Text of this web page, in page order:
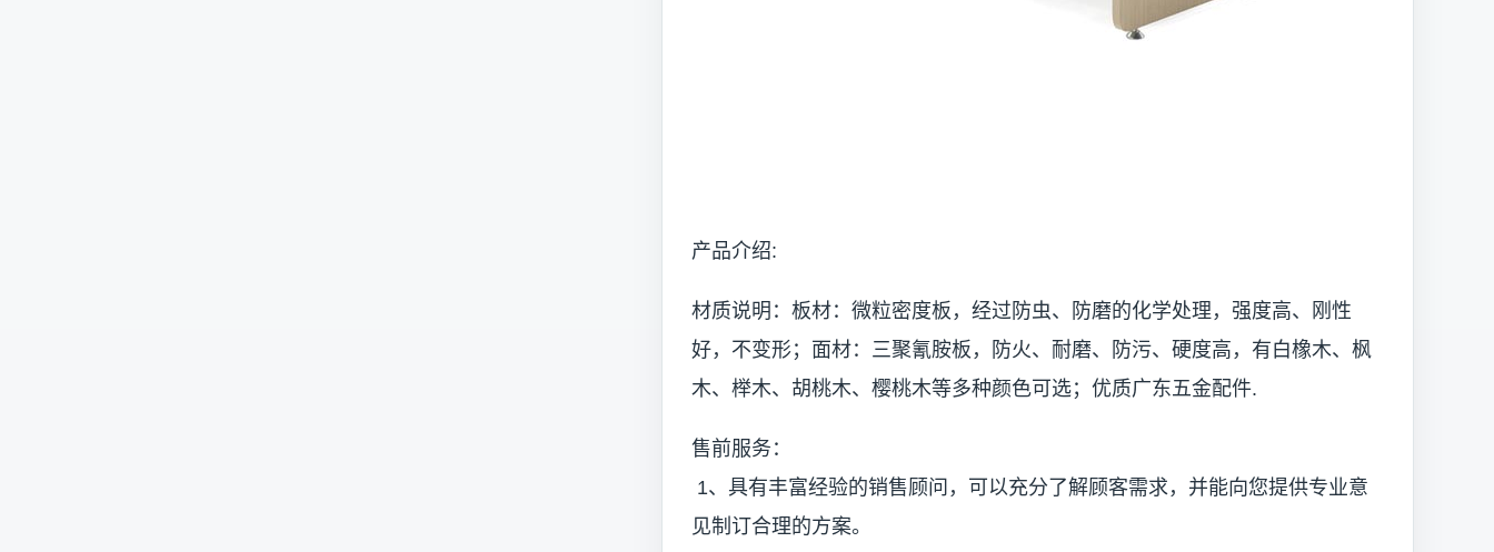
产品介绍:
材质说明：板材：微粒密度板，经过防虫、防磨的化学处理，强度高、刚性
好，不变形；面材：三聚氰胺板，防火、耐磨、防污、硬度高，有白橡木、枫
木、榉木、胡桃木、樱桃木等多种颜色可选；优质广东五金配件.
售前服务：
1、具有丰富经验的销售顾问，可以充分了解顾客需求，并能向您提供专业意
见制订合理的方案。